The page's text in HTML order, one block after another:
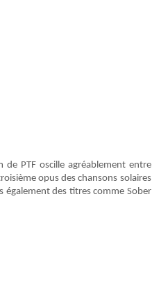
PTF oscille agréablement entre
opus des chansons solaires
également des titres comme Sober